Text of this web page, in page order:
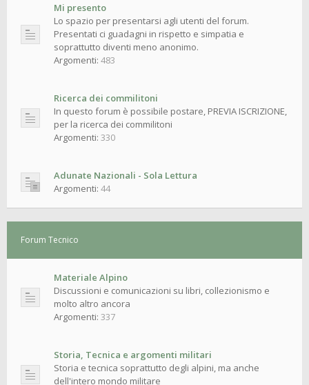
Mi presento
Lo spazio per presentarsi agli utenti del forum.
Presentati ci guadagni in rispetto e simpatia e
soprattutto diventi meno anonimo.
Argomenti: 483
Ricerca dei commilitoni
In questo forum è possibile postare, PREVIA ISCRIZIONE,
per la ricerca dei commilitoni
Argomenti: 330
Adunate Nazionali - Sola Lettura
Argomenti: 44
Forum Tecnico
Materiale Alpino
Discussioni e comunicazioni su libri, collezionismo e
molto altro ancora
Argomenti: 337
Storia, Tecnica e argomenti militari
Storia e tecnica soprattutto degli alpini, ma anche
dell'intero mondo militare